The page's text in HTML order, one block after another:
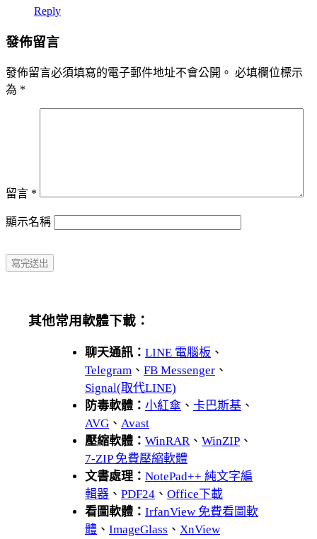
Reply
發佈留言
發佈留言必須填寫的電子郵件地址不會公開。 必填欄位標示
為 *
留言 *
顯示名稱
其他常用軟體下載：
聊天通訊： LINE 電腦板 、
Telegram 、 FB Messenger 、
Signal(取代LINE)
防毒軟體： 小紅傘 、 卡巴斯基 、
AVG 、 Avast
壓縮軟體： WinRAR、 WinZIP 、
7-ZIP 免費壓縮軟體
文書處理： NotePad++ 純文字編
輯器 、 PDF24 、 Office下載
看圖軟體： IrfanView 免費看圖軟
體 、 ImageGlass 、 XnView